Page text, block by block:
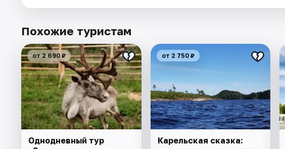
Похожие туристам
от 2 690 ₽
Однодневный тур
от 2 750 ₽
Карельская сказка: